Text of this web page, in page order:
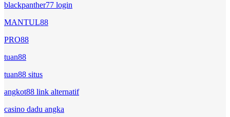
blackpanther77 login
MANTUL88
PRO88
tuan88
tuan88 situs
angkot88 link alternatif
casino dadu angka